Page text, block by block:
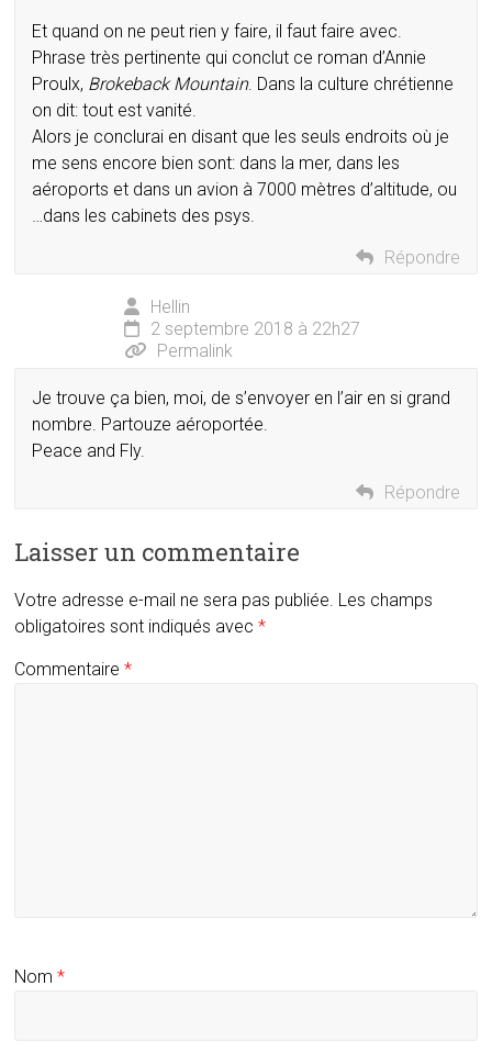
Et quand on ne peut rien y faire, il faut faire avec.
Phrase très pertinente qui conclut ce roman d’Annie
Proulx, Brokeback Mountain. Dans la culture chrétienne
on dit: tout est vanité.
Alors je conclurai en disant que les seuls endroits où je
me sens encore bien sont: dans la mer, dans les
aéroports et dans un avion à 7000 mètres d’altitude, ou
…dans les cabinets des psys.
Répondre
Hellin
2 septembre 2018 à 22h27
Permalink
Je trouve ça bien, moi, de s’envoyer en l’air en si grand
nombre. Partouze aéroportée.
Peace and Fly.
Répondre
Laisser un commentaire
Votre adresse e-mail ne sera pas publiée. Les champs
obligatoires sont indiqués avec*
Commentaire*
Nom*